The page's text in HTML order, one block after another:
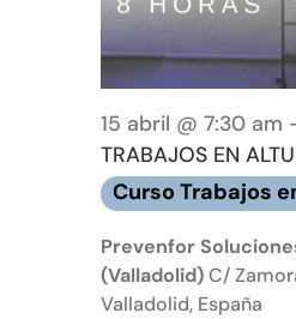
15 abril @ 7:30 am
TRABAJOS EN
Curso Trabajos
Prevenfor
(Valladolid)C/
Valladolid, España